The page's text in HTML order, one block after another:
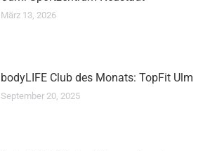
März 13, 2026
bodyLIFE Club des Monats: TopFit Ulm
September 20, 2025